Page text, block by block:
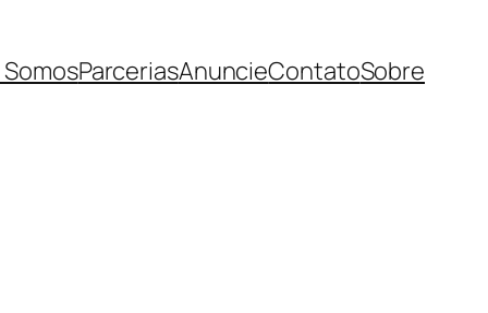
ParceriasAnuncieContatoSobre